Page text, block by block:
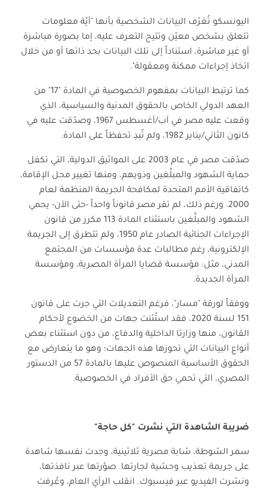
اليونسكو تُعَرّف البيانات الشخصية بأنها "أيّة معلومات
تتعلق بشخص معيّن وتتيح التعرف عليه، إما بصورة مباشرة
أو غير مباشرة، استناداً إلى تلك البيانات بحد ذاتها أو من خلال
اتخاذ إجراءات ممكنة ومعقولة".
كما ترتبط البيانات بمفهوم الخصوصية في المادة "17" من
العهد الدولي الخاص بالحقوق المدنية والسياسية، الذي
وقعت عليه مصر في آب/أغسطس 1967، وصدّقت عليه في
كانون الثاني/يناير 1982، ولم تُبدِ تحفظاً على المادة.
صدّقت مصر في عام 2003 على المواثيق الدولية، التي تكفل
حماية الشهود والمبلِّغين وذويهم، ومنها تغيير محل الإقامة،
كاتفاقية الأمم المتحدة لمكافحة الجريمة المنظمة لعام
2000. ورغم ذلك، لم تقر مصر قانوناً واحداً -حتى الآن- يحمي
الشهود والمبلِّغين باستثناء المادة 113 مكرر من قانون
الإجراءات الجنائية الصادر عام 1950، ولم تتطرق إلى الجريمة
الإلكترونية، رغم مطالبات عدة مؤسسات من المجتمع
المدني، مثل: مؤسسة قضايا المرأة المصرية، ومؤسسة
المرأة الجديدة.
ووفقاً لورقة "مسار"، فرغم التعديلات التي جرت على قانون
151 لسنة 2020، فقد استُثنت جهات من الخضوع لأحكام
القانون، منها وزارتا الداخلية والدفاع، من دون استثناء بعض
أنواع البيانات التي تحوزها هذه الجهات؛ وهو ما يتعارض مع
الحقوق الأساسية المنصوص عليها بالمادة 57 من الدستور
المصري، التي تحمي حق الأفراد في الخصوصية.
ضريبة الشاهدة التي نشرت "كل حاجة"
سمر الشوطة، شابة مصرية ثلاثينية، وجدت نفسها شاهدة
على جريمة تعذيب وحشية لجارتها. صوّرتها عبر نافذتها،
ونشرت الفيديو عبر فيسبوك. انقلب الرأي العام، وعُرفت